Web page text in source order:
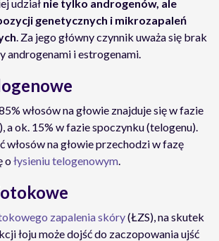
udział nie tylko androgenów, ale
genetycznych i mikrozapaleń
. Za jego główny czynnik uważa się brak
androgenami i estrogenami.
włosów na głowie znajduje się w fazie
a ok. 15% w fazie spoczynku (telogenu).
włosów na głowie przechodzi w fazę
ołysieniu telogenowym.
zapalenia skóry(ŁZS), na skutek
łoju może dojść do zaczopowania ujść